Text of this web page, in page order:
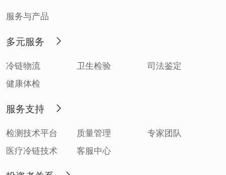
服务与产品
多元服务
冷链物流 卫生检验
司法鉴定
健康体检
服务支持
检测技术平台 质量管理
专家团队
医疗冷链技术
客服中心